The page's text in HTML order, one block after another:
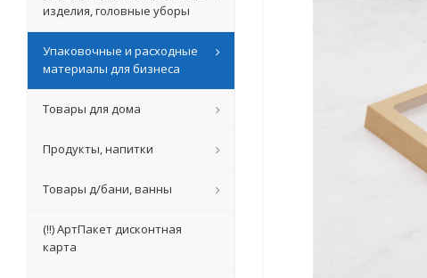
изделия, головные уборы
Упаковочные и расходные
материалы для бизнеса
Товары для дома
Продукты, напитки
Товары д/бани, ванны
(!!) АртПакет дисконтная
карта